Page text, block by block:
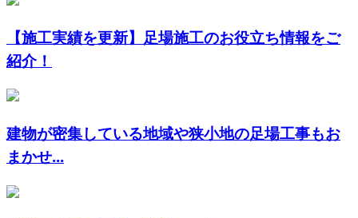
【施工実績を更新】足場施工のお役立ち情報をご
紹介！
建物が密集している地域や狭小地の足場工事もお
まかせ...